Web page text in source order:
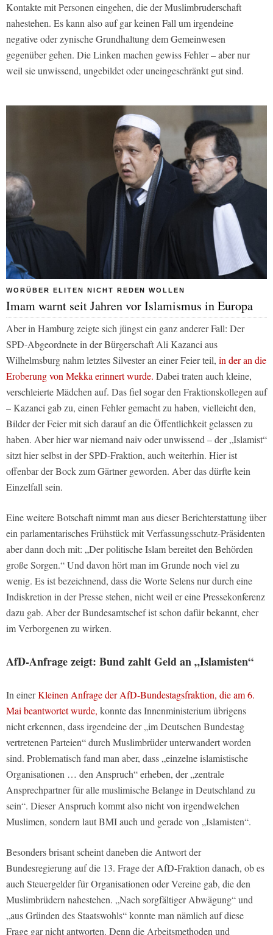
Kontakte mit Personen eingehen, die der Muslimbruderschaft
nahestehen. Es kann also auf gar keinen Fall um irgendeine
negative oder zynische Grundhaltung dem Gemeinwesen
gegenüber gehen. Die Linken machen gewiss Fehler – aber nur
weil sie unwissend, ungebildet oder uneingeschränkt gut sind.
WORÜBER ELITEN NICHT REDEN WOLLEN
Imam warnt seit Jahren vor Islamismus in Europa
Aber in Hamburg zeigte sich jüngst ein ganz anderer Fall: Der
SPD-Abgeordnete in der Bürgerschaft Ali Kazanci aus
Wilhelmsburg nahm letztes Silvester an einer Feier teil, in der an die
Eroberung von Mekka erinnert wurde. Dabei traten auch kleine,
verschleierte Mädchen auf. Das fiel sogar den Fraktionskollegen auf
– Kazanci gab zu, einen Fehler gemacht zu haben, vielleicht den,
Bilder der Feier mit sich darauf an die Öffentlichkeit gelassen zu
haben. Aber hier war niemand naiv oder unwissend – der „Islamist“
sitzt hier selbst in der SPD-Fraktion, auch weiterhin. Hier ist
offenbar der Bock zum Gärtner geworden. Aber das dürfte kein
Einzelfall sein.
Eine weitere Botschaft nimmt man aus dieser Berichterstattung über
ein parlamentarisches Frühstück mit Verfassungsschutz-Präsidenten
aber dann doch mit: „Der politische Islam bereitet den Behörden
große Sorgen.“ Und davon hört man im Grunde noch viel zu
wenig. Es ist bezeichnend, dass die Worte Selens nur durch eine
Indiskretion in der Presse stehen, nicht weil er eine Pressekonferenz
dazu gab. Aber der Bundesamtschef ist schon dafür bekannt, eher
im Verborgenen zu wirken.
AfD-Anfrage zeigt: Bund zahlt Geld an „Islamisten“
In einerKleinen Anfrage der AfD-Bundestagsfraktion, die am 6.
Mai beantwortet wurde, konnte das Innenministerium übrigens
nicht erkennen, dass irgendeine der „im Deutschen Bundestag
vertretenen Parteien“ durch Muslimbrüder unterwandert worden
sind. Problematisch fand man aber, dass „einzelne islamistische
Organisationen … den Anspruch“ erheben, der „zentrale
Ansprechpartner für alle muslimische Belange in Deutschland zu
sein“. Dieser Anspruch kommt also nicht von irgendwelchen
Muslimen, sondern laut BMI auch und gerade von „Islamisten“.
Besonders brisant scheint daneben die Antwort der
Bundesregierung auf die 13. Frage der AfD-Fraktion danach, ob es
auch Steuergelder für Organisationen oder Vereine gab, die den
Muslimbrüdern nahestehen. „Nach sorgfältiger Abwägung“ und
„aus Gründen des Staatswohls“ konnte man nämlich auf diese
Frage gar nicht antworten. Denn die Arbeitsmethoden und